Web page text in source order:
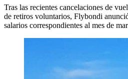
Tras las recientes cancelaciones de
de retiros voluntarios, Flybondi
salarios correspondientes al mes de